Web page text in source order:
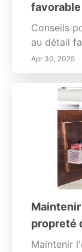
favorable
Conseils
au détail
Apr 30, 2025
propreté
Maintenir